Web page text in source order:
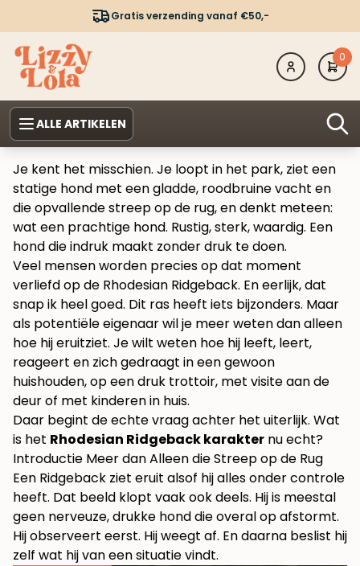
Gratis verzending vanaf €50,-
0
ALLE ARTIKELEN
Je kent het misschien. Je loopt in het park, ziet een
statige hond met een gladde, roodbruine vacht en
die opvallende streep op de rug, en denkt meteen:
wat een prachtige hond. Rustig, sterk, waardig. Een
hond die indruk maakt zonder druk te doen.
Veel mensen worden precies op dat moment
verliefd op de Rhodesian Ridgeback. En eerlijk, dat
snap ik heel goed. Dit ras heeft iets bijzonders. Maar
als potentiële eigenaar wil je meer weten dan alleen
hoe hij eruitziet. Je wilt weten hoe hij leeft, leert,
reageert en zich gedraagt in een gewoon
huishouden, op een druk trottoir, met visite aan de
deur of met kinderen in huis.
Daar begint de echte vraag achter het uiterlijk. Wat
is het Rhodesian Ridgeback karakter nu echt?
Introductie Meer dan Alleen die Streep op de Rug
Een Ridgeback ziet eruit alsof hij alles onder controle
heeft. Dat beeld klopt vaak ook deels. Hij is meestal
geen nerveuze, drukke hond die overal op afstormt.
Hij observeert eerst. Hij weegt af. En daarna beslist hij
zelf wat hij van een situatie vindt.